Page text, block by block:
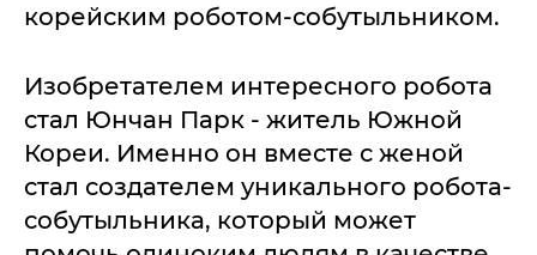
корейским роботом-собутыльником.
Изобретателем интересного робота
стал Юнчан Парк - житель Южной
Кореи. Именно он вместе с женой
стал создателем уникального робота-
собутыльника, который может